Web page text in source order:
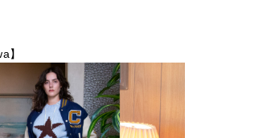
】